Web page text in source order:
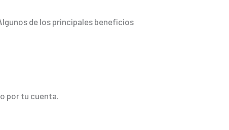
de los principales beneficios
por tu cuenta.